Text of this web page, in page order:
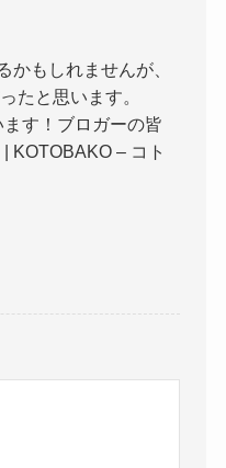
もしれませんが、
たと思います。
す！ブロガーの皆
KOTOBAKO – コト